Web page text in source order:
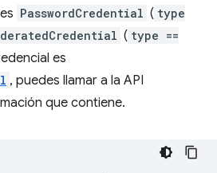
PasswordCredential ( type
( type ==
es
, puedes llamar a la API
que contiene.